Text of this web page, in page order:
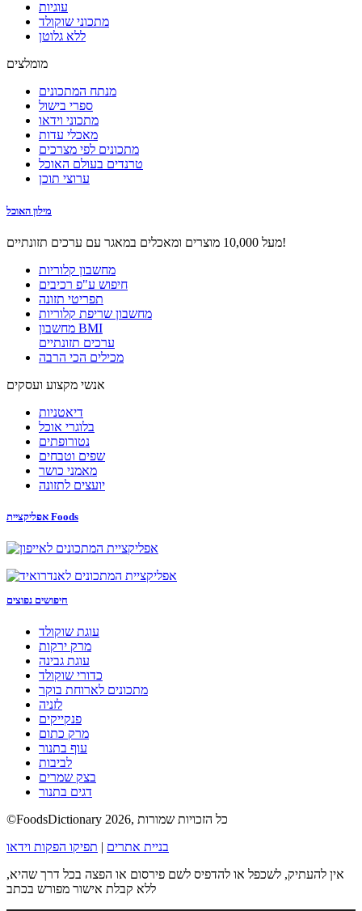
עוגיות
מתכוני שוקולד
ללא גלוטן
מומלצים
מנתח המתכונים
ספרי בישול
מתכוני וידאו
מאכלי עדות
מתכונים לפי מצרכים
טרנדים בעולם האוכל
ערוצי תוכן
מילון האוכל
מעל 10,000 מוצרים ומאכלים במאגר עם ערכים תזונתיים!
מחשבון קלוריות
חיפוש ע"פ רכיבים
תפריטי תזונה
מחשבון שריפת קלוריות
מחשבון BMI
ערכים תזונתיים
מכילים הכי הרבה
אנשי מקצוע ועסקים
דיאטניות
בלוגרי אוכל
נטורופתים
שפים וטבחים
מאמני כושר
יועצים לתזונה
אפליקציית Foods
חיפושים נפוצים
עוגת שוקולד
מרק ירקות
עוגת גבינה
כדורי שוקולד
מתכונים לארוחת בוקר
לזניה
פנקייקים
מרק כתום
עוף בתנור
לביבות
בצק שמרים
דגים בתנור
©FoodsDictionary 2026, כל הזכויות שמורות
בניית אתרים
תפיקו הפקות וידאו
אין להעתיק, לשכפל או להדפיס לשם פירסום או הפצה בכל דרך שהיא,
ללא קבלת אישור מפורש בכתב